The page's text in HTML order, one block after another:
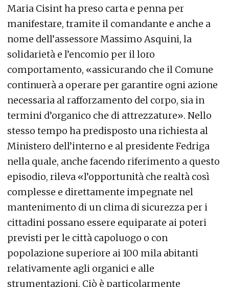
Maria Cisint ha preso carta e penna per
manifestare, tramite il comandante e anche a
nome dell’assessore Massimo Asquini, la
solidarietà e l’encomio per il loro
comportamento, «assicurando che il Comune
continuerà a operare per garantire ogni azione
necessaria al rafforzamento del corpo, sia in
termini d’organico che di attrezzature». Nello
stesso tempo ha predisposto una richiesta al
Ministero dell’interno e al presidente Fedriga
nella quale, anche facendo riferimento a questo
episodio, rileva «l’opportunità che realtà così
complesse e direttamente impegnate nel
mantenimento di un clima di sicurezza per i
cittadini possano essere equiparate ai poteri
previsti per le città capoluogo o con
popolazione superiore ai 100 mila abitanti
relativamente agli organici e alle
strumentazioni. Ciò è particolarmente